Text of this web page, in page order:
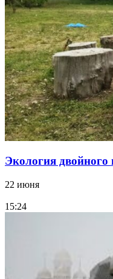
Экология двойного
22 июня
15:24